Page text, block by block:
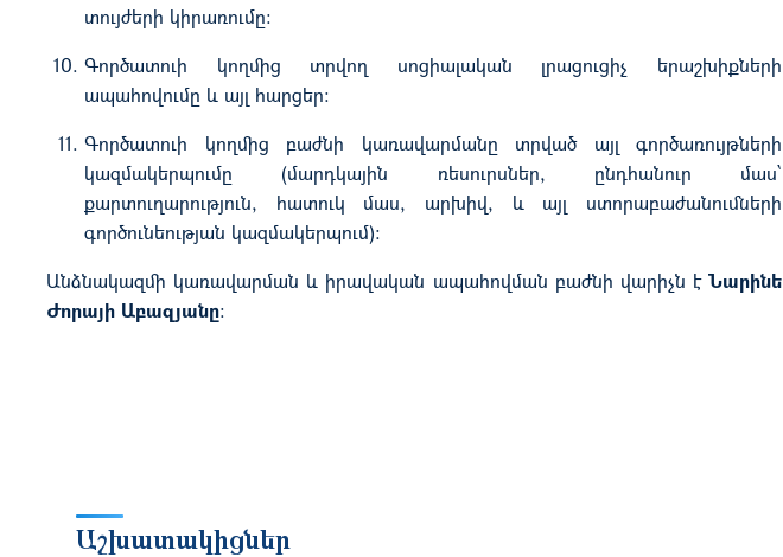
տույժերի կիրառումը:
Գործատուի կողմից տրվող սոցիալական լրացուցիչ երաշխիքների
ապահովումը և այլ հարցեր:
Գործատուի կողմից բաժնի կառավարմանը տրված այլ գործառույթների
կազմակերպումը (մարդկային ռեսուրսներ, ընդհանուր մաս՝
քարտուղարություն, հատուկ մաս, արխիվ, և այլ ստորաբաժանումների
գործունեության կազմակերպում):
Անձնակազմի կառավարման և իրավական ապահովման բաժնի վարիչն էՆարինե
Ժորայի Աբազյանը:
Աշխատակիցներ